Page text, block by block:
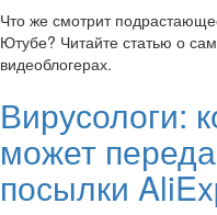
Что же смотрит
Ютубе? Читайте статью о
видеоблогерах.
Вирусологи:
может
посылки